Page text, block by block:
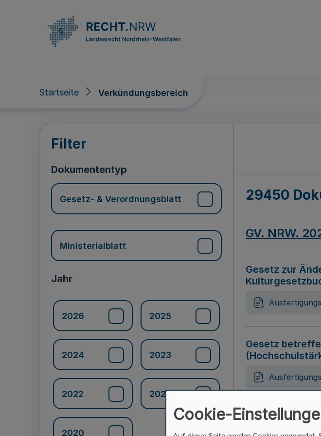
Startseite Verkündungsbereich
Verkündungsbereich
Filter
Dokumententyp
Gesetz- & Verordnungsblatt
Ministerialblatt
Jahr
2026 2025
2024 2023
2022 2021
2020
29450
GV. NRW.
Gesetz zur
Gesetz
Gesetz zur
Cookie-